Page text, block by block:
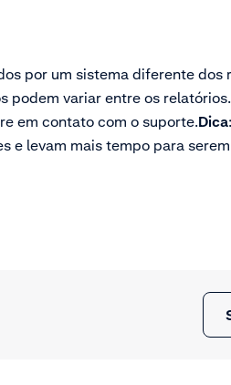
por um sistema diferente dos
podem variar entre os
em contato com o suporte.Dica
e levam mais tempo para